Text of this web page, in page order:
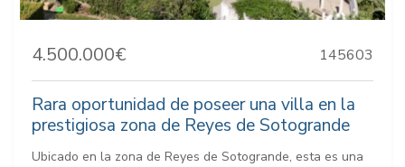
4.500.000€ 145603
Rara oportunidad de poseer una villa en la
prestigiosa zona de Reyes de Sotogrande
Ubicado en la zona de Reyes de Sotogrande, esta es una